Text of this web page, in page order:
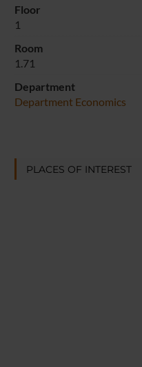
Floor
1
Room
1.71
Department
Department Economics
PLACES OF INTEREST